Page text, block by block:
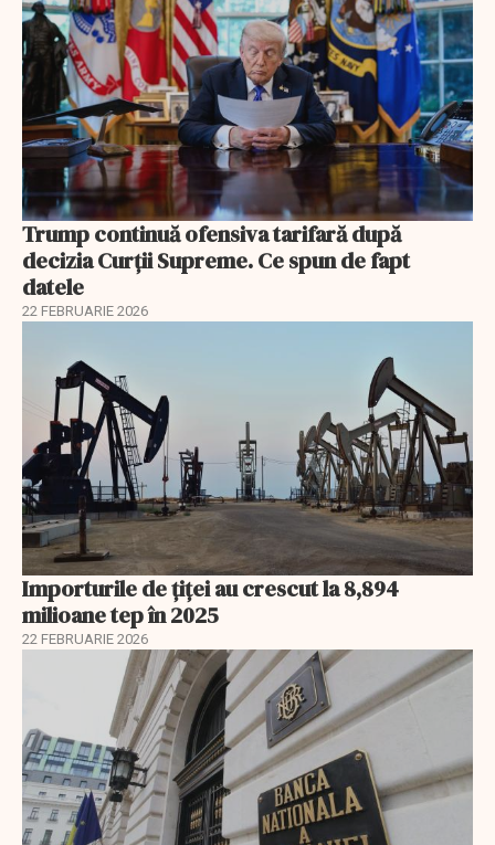
Trump continuă ofensiva tarifară după
decizia Curții Supreme. Ce spun de fapt
datele
22 FEBRUARIE 2026
Importurile de țiței au crescut la 8,894
milioane tep în 2025
22 FEBRUARIE 2026